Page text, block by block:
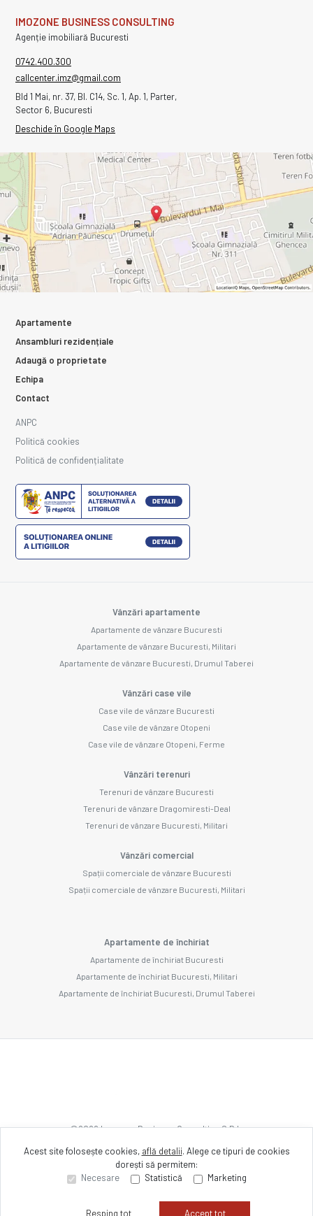
IMOZONE BUSINESS CONSULTING
Agenție imobiliară Bucuresti
0742.400.300
callcenter.imz@gmail.com
Bld 1 Mai, nr. 37, Bl. C14, Sc. 1, Ap. 1, Parter,
Sector 6, Bucuresti
Deschide în Google Maps
Apartamente
Ansambluri rezidențiale
Adaugă o proprietate
Echipa
Contact
ANPC
Politică cookies
Politică de confidențialitate
Vânzări apartamente
Apartamente de vânzare Bucuresti
Apartamente de vânzare Bucuresti, Militari
Apartamente de vânzare Bucuresti, Drumul Taberei
Vânzări case vile
Case vile de vânzare Bucuresti
Case vile de vânzare Otopeni
Case vile de vânzare Otopeni, Ferme
Vânzări terenuri
Terenuri de vânzare Bucuresti
Terenuri de vânzare Dragomiresti-Deal
Terenuri de vânzare Bucuresti, Militari
Vânzări comercial
Spații comerciale de vânzare Bucuresti
Spații comerciale de vânzare Bucuresti, Militari
Apartamente de închiriat
Apartamente de închiriat Bucuresti
Apartamente de închiriat Bucuresti, Militari
Apartamente de închiriat Bucuresti, Drumul Taberei
©2026Imozone Business Consulting S.R.L.
Site creat în
Acest site folosește cookies, află detalii. Alege ce tipuri de cookies
dorești să permitem:
Necesare
Statistică Marketing
Resping tot Accept tot